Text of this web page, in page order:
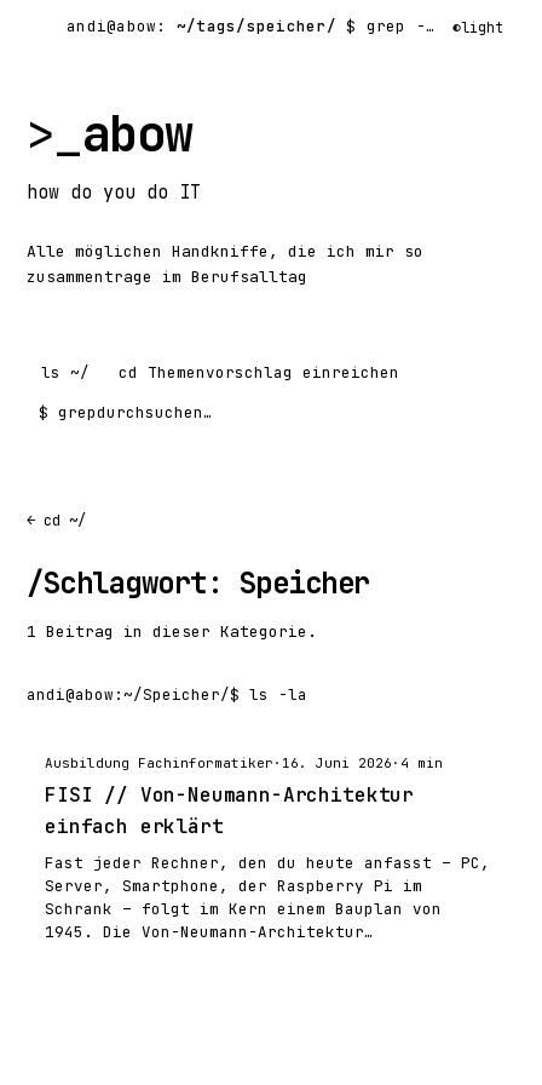
andi@abow: ~/tags/speicher/ $ grep -rl ◐light
>_abow
how do you do IT
Alle möglichen Handkniffe, die ich mir so
zusammentrage im Berufsalltag
ls ~/ cd
Themenvorschlag einreichen
$ grep
Suchen nach:
← cd ~/
/Schlagwort: Speicher
1 Beitrag in dieser Kategorie.
andi@abow :~/Speicher/$ ls -la
Ausbildung Fachinformatiker · 16. Juni 2026 · 4 min
FISI // Von-Neumann-Architektur
einfach erklärt
Fast jeder Rechner, den du heute anfasst – PC,
Server, Smartphone, der Raspberry Pi im
Schrank – folgt im Kern einem Bauplan von
1945. Die Von-Neumann-Architektur…